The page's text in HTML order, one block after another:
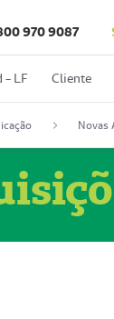
970 9087
- LF Cliente
Novas